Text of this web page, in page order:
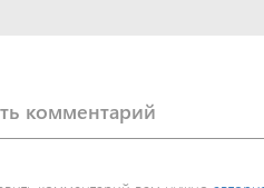
комментарий